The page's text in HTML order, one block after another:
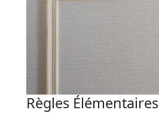
Règles Élémentaires